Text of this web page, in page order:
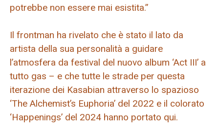
potrebbe non essere mai esistita.”
Il frontman ha rivelato che è stato il lato da
artista della sua personalità a guidare
l’atmosfera da festival del nuovo album ‘Act III’ a
tutto gas – e che tutte le strade per questa
iterazione dei Kasabian attraverso lo spazioso
‘The Alchemist’s Euphoria’ del 2022 e il colorato
‘Happenings’ del 2024 hanno portato qui.